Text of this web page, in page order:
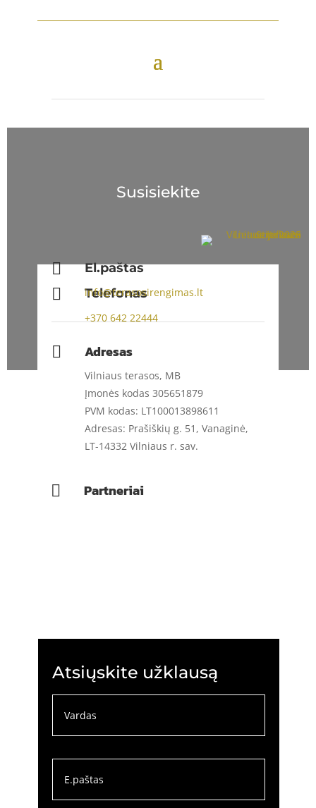
Susisiekite
 Telefonas
+370642 22444
 El.paštas
info@terasosirengimas.lt
 Adresas
Vilniaus terasos, MB
Įmonės kodas 305651879
PVM kodas: LT100013898611
Adresas: Prašiškių g. 51, Vanaginė,
LT-14332 Vilniaus r. sav.
 Partneriai
Atsiųskite užklausą